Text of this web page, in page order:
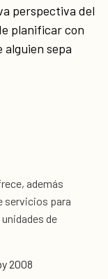
perspectiva del
planificar con
alguien sepa
además
servicios para
de
2008